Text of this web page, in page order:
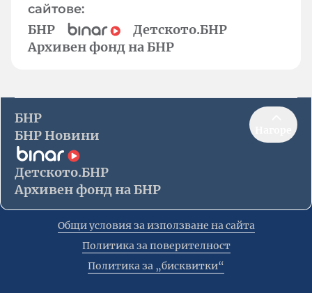
сайтове:
БНР
Детското.БНР
Архивен фонд на БНР
БНР
БНР Новини
Детското.БНР
Архивен фонд на БНР
Общи условия за използване на сайта
Политика за поверителност
Политика за „бисквитки“